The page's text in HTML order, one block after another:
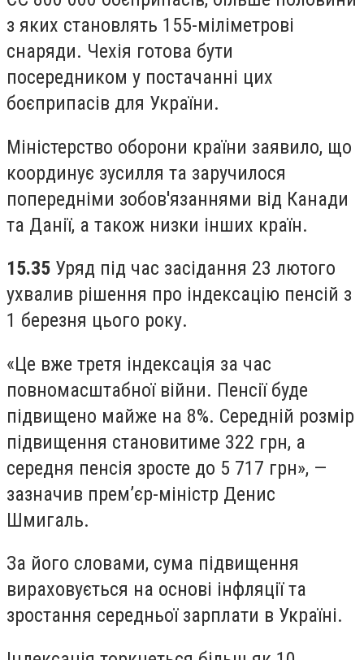
з яких становлять 155-міліметрові
снаряди. Чехія готова бути
посередником у постачанні цих
боєприпасів для України.
Міністерство оборони країни заявило, що
координує зусилля та заручилося
попередніми зобов'язаннями від Канади
та Данії, а також низки інших країн.
15.35 Уряд під час засідання 23 лютого
ухвалив рішення про індексацію пенсій з
1 березня цього року.
«Це вже третя індексація за час
повномасштабної війни. Пенсії буде
підвищено майже на 8%. Середній розмір
підвищення становитиме 322 грн, а
середня пенсія зросте до 5 717 грн», —
зазначив прем’єр-міністр Денис
Шмигаль.
За його словами, сума підвищення
вираховується на основі інфляції та
зростання середньої зарплати в Україні.